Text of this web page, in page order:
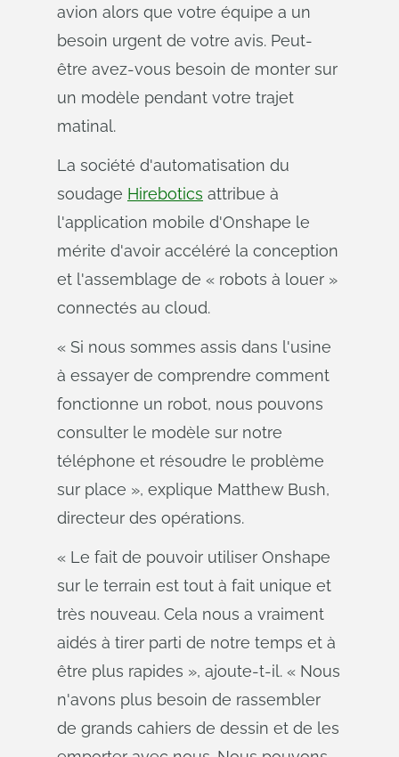
avion alors que votre équipe a un
besoin urgent de votre avis. Peut-
être avez-vous besoin de monter sur
un modèle pendant votre trajet
matinal.
La société d'automatisation du
soudage Hirebotics attribue à
l'application mobile d'Onshape le
mérite d'avoir accéléré la conception
et l'assemblage de « robots à louer »
connectés au cloud.
« Si nous sommes assis dans l'usine
à essayer de comprendre comment
fonctionne un robot, nous pouvons
consulter le modèle sur notre
téléphone et résoudre le problème
sur place », explique Matthew Bush,
directeur des opérations.
« Le fait de pouvoir utiliser Onshape
sur le terrain est tout à fait unique et
très nouveau. Cela nous a vraiment
aidés à tirer parti de notre temps et à
être plus rapides », ajoute-t-il. « Nous
n'avons plus besoin de rassembler
de grands cahiers de dessin et de les